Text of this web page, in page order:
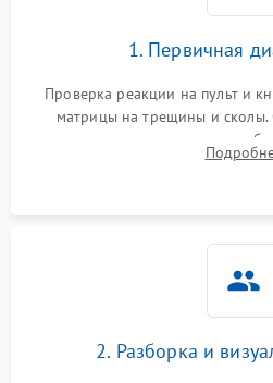
1. Первичная
Проверка реакции на пульт и
матрицы на трещины и сколы.
подсветки и индикаторов
источников сигнала для
2. Разборка и